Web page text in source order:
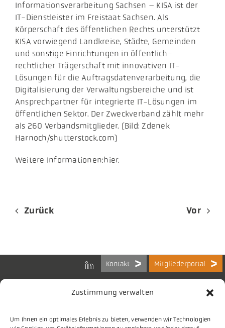
Zustimmung verwalten
Um Ihnen ein optimales Erlebnis zu bieten, verwenden wir Technologien
Informationsverarbeitung Sachsen – KISA ist der
IT-Dienstleister im Freistaat Sachsen. Als
Körperschaft des öffentlichen Rechts unterstützt
KISA vorwiegend Landkreise, Städte, Gemeinden
und sonstige Einrichtungen in öffentlich-
rechtlicher Trägerschaft mit innovativen IT-
Lösungen für die Auftragsdatenverarbeitung, die
Digitalisierung der Verwaltungsbereiche und ist
Ansprechpartner für integrierte IT-Lösungen im
öffentlichen Sektor. Der Zweckverband zählt mehr
als 260 Verbandsmitglieder. (Bild: Zdenek
Harnoch/shutterstock.com)
Weitere Informationen:hier.
Zurück Vor
Kontakt Mitgliederportal
Bundes-Arbeitsgemeinschaft